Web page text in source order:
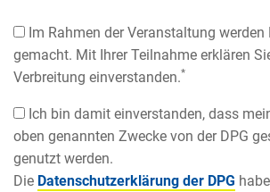
Im Rahmen der Veranstaltung
gemacht. Mit Ihrer Teilnahme erklären
Verbreitung einverstanden.*
Ich bin damit einverstanden, dass
oben genannten Zwecke von der DPG
genutzt werden.
Die Datenschutzerklärung der DPG